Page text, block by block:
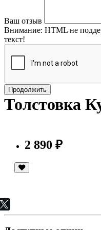
Ваш отзыв
Внимание: HTML не
текст!
Продолжить
Толстовка
2 890 ₽